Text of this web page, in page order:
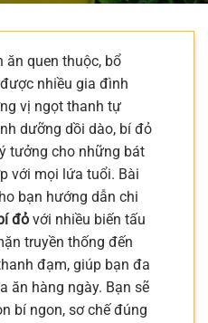
ăn quen thuộc, bổ
nhiều gia đình
vị ngọt thanh tự
dưỡng dồi dào, bí đỏ
tưởng cho những bát
với mọi lứa tuổi. Bài
bạn hướng dẫn chi
đỏ với nhiều biến tấu
truyền thống đến
đạm, giúp bạn đa
ăn hàng ngày. Bạn sẽ
bí ngon, sơ chế đúng